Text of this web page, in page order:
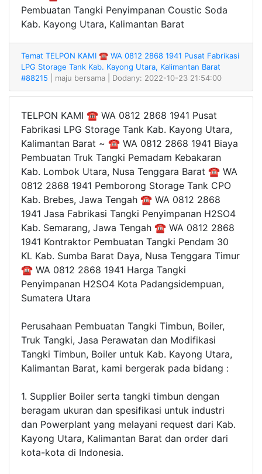
Pembuatan Tangki Penyimpanan Coustic Soda
Kab. Kayong Utara, Kalimantan Barat
Temat TELPON KAMI ☎ WA 0812 2868 1941 Pusat Fabrikasi
LPG Storage Tank Kab. Kayong Utara, Kalimantan Barat
#88215
| maju bersama | Dodany: 2022-10-23 21:54:00
TELPON KAMI ☎ WA 0812 2868 1941 Pusat
Fabrikasi LPG Storage Tank Kab. Kayong Utara,
Kalimantan Barat ~ ☎ WA 0812 2868 1941 Biaya
Pembuatan Truk Tangki Pemadam Kebakaran
Kab. Lombok Utara, Nusa Tenggara Barat ☎ WA
0812 2868 1941 Pemborong Storage Tank CPO
Kab. Brebes, Jawa Tengah ☎ WA 0812 2868
1941 Jasa Fabrikasi Tangki Penyimpanan H2SO4
Kab. Semarang, Jawa Tengah ☎ WA 0812 2868
1941 Kontraktor Pembuatan Tangki Pendam 30
KL Kab. Sumba Barat Daya, Nusa Tenggara Timur
☎ WA 0812 2868 1941 Harga Tangki
Penyimpanan H2SO4 Kota Padangsidempuan,
Sumatera Utara
Perusahaan Pembuatan Tangki Timbun, Boiler,
Truk Tangki, Jasa Perawatan dan Modifikasi
Tangki Timbun, Boiler untuk Kab. Kayong Utara,
Kalimantan Barat, kami bergerak pada bidang :
1. Supplier Boiler serta tangki timbun dengan
beragam ukuran dan spesifikasi untuk industri
dan Powerplant yang melayani request dari Kab.
Kayong Utara, Kalimantan Barat dan order dari
kota-kota di Indonesia.